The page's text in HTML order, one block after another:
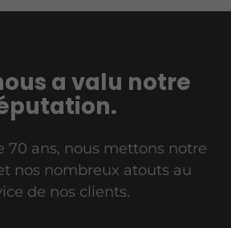
a valu notre
70 ans, nous mettons notre
nos nombreux atouts au
de nos clients.